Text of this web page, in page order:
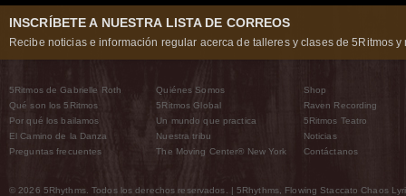
INSCRÍBETE A NUESTRA LISTA DE CORREOS
Recibe noticias e información regular acerca de talleres y clases de 5Ritmos y
5Ritmos de Gabrielle Roth
Qué son los 5Ritmos
Por qué los bailamos
El Camino de la Danza
Preguntas frecuentes
Quiénes Somos
5Ritmos Global
Un mundo que practica
Nuestra tribu
The Moving Center® New York
Shop
Raven Recording
5Ritmos Teatro
Noticias
Contáctanos
© 2026 5Rhythms. Todos los derechos reservados. | 5Rhythms, Flowing Staccato Chaos